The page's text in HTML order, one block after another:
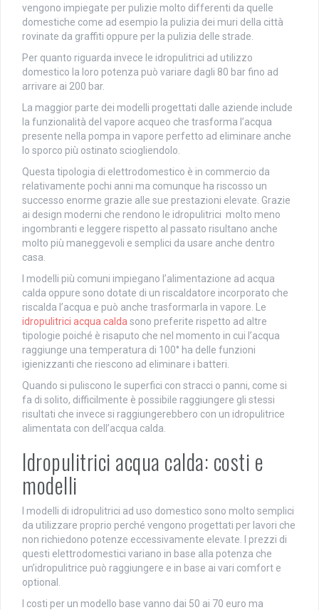
vengono impiegate per pulizie molto differenti da quelle
domestiche come ad esempio la pulizia dei muri della città
rovinate da graffiti oppure per la pulizia delle strade.
Per quanto riguarda invece le idropulitrici ad utilizzo
domestico la loro potenza può variare dagli 80 bar fino ad
arrivare ai 200 bar.
La maggior parte dei modelli progettati dalle aziende include
la funzionalità del vapore acqueo che trasforma l’acqua
presente nella pompa in vapore perfetto ad eliminare anche
lo sporco più ostinato sciogliendolo.
Questa tipologia di elettrodomestico è in commercio da
relativamente pochi anni ma comunque ha riscosso un
successo enorme grazie alle sue prestazioni elevate. Grazie
ai design moderni che rendono le idropulitrici molto meno
ingombranti e leggere rispetto al passato risultano anche
molto più maneggevoli e semplici da usare anche dentro
casa.
I modelli più comuni impiegano l’alimentazione ad acqua
calda oppure sono dotate di un riscaldatore incorporato che
riscalda l’acqua e può anche trasformarla in vapore. Le
idropulitrici acqua calda sono preferite rispetto ad altre
tipologie poiché è risaputo che nel momento in cui l’acqua
raggiunge una temperatura di 100° ha delle funzioni
igienizzanti che riescono ad eliminare i batteri.
Quando si puliscono le superfici con stracci o panni, come si
fa di solito, difficilmente è possibile raggiungere gli stessi
risultati che invece si raggiungerebbero con un idropulitrice
alimentata con dell’acqua calda.
Idropulitrici acqua calda: costi e
modelli
I modelli di idropulitrici ad uso domestico sono molto semplici
da utilizzare proprio perché vengono progettati per lavori che
non richiedono potenze eccessivamente elevate. I prezzi di
questi elettrodomestici variano in base alla potenza che
un’idropulitrice può raggiungere e in base ai vari comfort e
optional.
I costi per un modello base vanno dai 50 ai 70 euro ma